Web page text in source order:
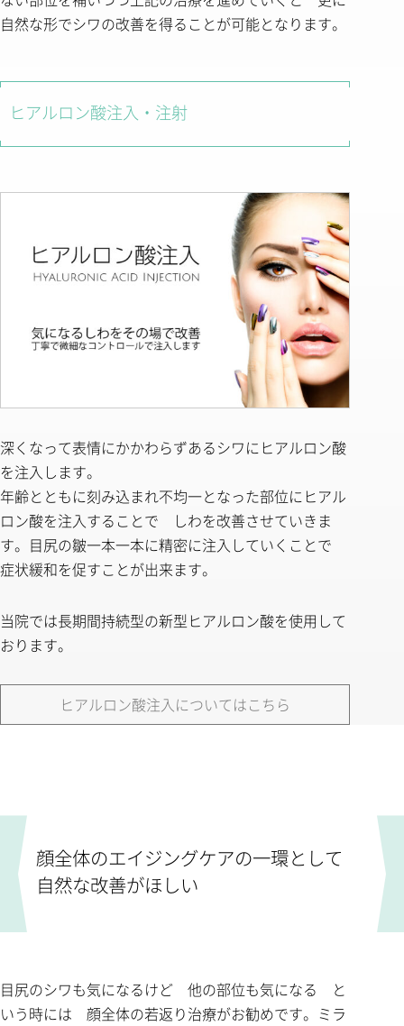
自然な形でシワの改善を得ることが可能となります。
ヒアルロン酸注入・注射
深くなって表情にかかわらずあるシワにヒアルロン酸
を注入します。
年齢とともに刻み込まれ不均一となった部位にヒアル
ロン酸を注入することで しわを改善させていきま
す。目尻の皺一本一本に精密に注入していくことで
症状緩和を促すことが出来ます。
当院では長期間持続型の新型ヒアルロン酸を使用して
おります。
ヒアルロン酸注入についてはこちら
顔全体のエイジングケアの一環として
自然な改善がほしい
目尻のシワも気になるけど 他の部位も気になる と
いう時には 顔全体の若返り治療がお勧めです。ミラ